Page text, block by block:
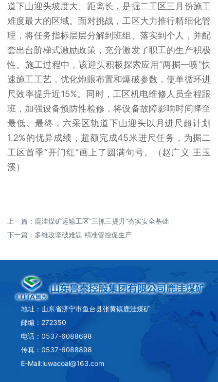
道下山迎头坡度大、距离长，是掘二工区三月份施工
难度最大的区域。面对挑战，工区大力推行精细化管
理，将任务指标层层分解到班组、落实到个人，并配
套出台阶梯式激励政策，充分激发了职工的生产积极
性。施工过程中，该迎头积极探索应用“两掘一喷”快
速施工工艺，优化炮眼布置和爆破参数，使单循环进
尺效率提升近15%。同时，工区机电维修人员全程跟
班，加强设备预防性检修，将设备故障影响时间降至
最低。最终，六采区轨道下山迎头以月进尺超计划
1.2%的优异成绩，超额完成45米进尺任务，为掘二
工区首季“开门红”画上了圆满句号。（赵广义 王玉
溪）
上一篇： 鹿洼煤矿运输工区“三抓三提升”夯实安全基础
下一篇： 多维攻坚破难题 精准管控促生产
地址：山东省济宁市鱼台县张黄镇鹿洼煤矿
邮编：272350
电话：0537-6088698
传真：0537-6088898
E-Mail:luwacoal@163.com